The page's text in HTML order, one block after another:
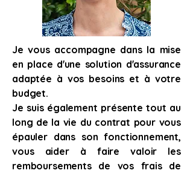
Je vous accompagne dans la mise
en place d'une solution d'assurance
adaptée à vos besoins et à votre
budget.
Je suis également présente tout au
long de la vie du contrat pour vous
épauler dans son fonctionnement,
vous aider à faire valoir les
remboursements de vos frais de